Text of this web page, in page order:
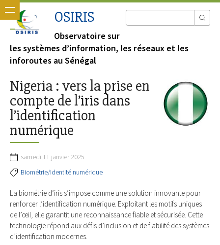
OSIRIS
Observatoire sur
les systèmes d’information, les réseaux et les
inforoutes au Sénégal
Nigeria : vers la prise en
compte de l’iris dans
l’identification
numérique
samedi 11 janvier 2025
Biométrie/Identité numérique
La biométrie d’iris s’impose comme une solution innovante pour
renforcer l’identification numérique. Exploitant les motifs uniques
de l’œil, elle garantit une reconnaissance fiable et sécurisée. Cette
technologie répond aux défis d’inclusion et de fiabilité des systèmes
d’identification modernes.